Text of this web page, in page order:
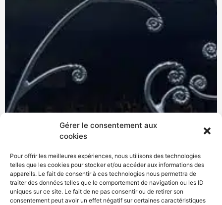
Gérer le consentement aux
cookies
Pour offrir les meilleures expériences, nous utilisons des technologies
telles que les cookies pour stocker et/ou accéder aux informations des
appareils. Le fait de consentir à ces technologies nous permettra de
traiter des données telles que le comportement de navigation ou les ID
uniques sur ce site. Le fait de ne pas consentir ou de retirer son
consentement peut avoir un effet négatif sur certaines caractéristiques